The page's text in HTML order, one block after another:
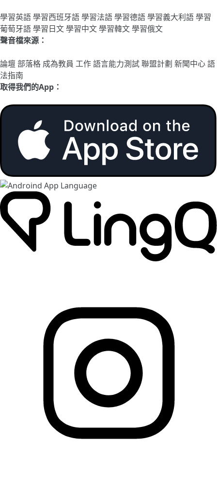
學習英語學習西班牙語學習法語學習德語學習義大利語學習
葡萄牙語學習日文學習中文學習韓文學習俄文
聲音檔來源：
論壇部落格 成為教員 工作語言能力測試聯盟計劃 新聞中心語
法指南
取得我們的App：